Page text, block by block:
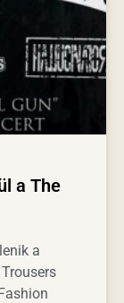
a The
a